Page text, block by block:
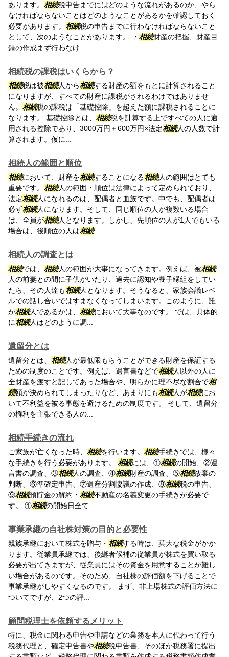
あります。 相続税申告までにはどのような流れがあるのか、やら
なければならないことはどのようなことがあるかを確認しておく
必要があります。 相続税の申告までに行わなければならないこと
として、次のようなことがあります。 ・ 相続財産の把握、財産目
録の作成まず行わなけ...
相続税の課税はいくらから？
相続税は被相続人から相続する財産の額をもとに計算されること
になりますが、すべての財産に課税がされるわけではありませ
ん。 相続税の課税は「基礎控除」を超えた額に課税されることに
なります。 基礎控除とは、 相続税を計算する上ですべての人に適
用される控除であり、3000万円＋600万円×法定相続人の人数で計
算されます。仮に...
相続人の範囲と順位
相続において、財産を相続することになる相続人の範囲はとても
重要です。 相続人の範囲・順位は法律によって定められており、
法定相続人になれるのは、配偶者と血族です。中でも、配偶者は
必ず相続人になります。そして、同じ順位の人が複数いる場合
は、全員が相続人となります。しかし、先順位の人が1人でもいる
場合は、後順位の人は相続...
相続人の調査とは
相続では、 相続人の範囲が大事になってきます。例えば、被相続
人の前妻との間に子供がいたり、過去に認知や養子縁組をしてい
たら、その人達も相続人となります。そうなると、家族会議レベ
ルでの話し合いではすまなくなってしまいます。このように、誰
が相続人であるかは、 相続において大事なのです。 では、具体的
に相続人はどのように調...
遺留分とは
遺留分とは、 相続人が最低限もらうことができる財産を保証する
ための制度のことです。例えば、遺言書などで相続人以外の人に
全財産を渡すと記してあった場合や、明らかに理不尽な割合で相
続額が決められてしまったりなど、あまりにも相続人が相続にお
いて不利益を被る事態を避けるための制度です。 そして、遺留分
の権利を主張できる人の...
相続手続きの流れ
ご家族が亡くなった時、 相続を行います。 相続手続きでは、様々
な手続きを行う必要があります。 相続には、①相続の開始、②遺
言書の調査、③相続人の調査、④相続財産の調査、⑤相続放棄の
判断、⑥準確定申告、⑦遺産分割協議の作成、⑧相続税の申告、
⑨相続預貯金の解約・ 相続不動産の名義変更の手続きが必要で
す。 ①相続の開始日全て...
事業承継の自社株対策の目的と必要性
親族承継において株式を贈与・ 相続する時は、莫大な税金がかか
ります。従業員承継では、後継者候補の従業員が株式を買い取る
必要が出てきますが、従業員にはその資金を用意することが難し
い場合があるのです。そのため、自社株の評価額を下げることで
事業承継がしやすくなるのです。 まず、非上場株式の評価方法に
ついてですが、2つの評...
顧問税理士を依頼するメリット
特に、税金に関わる申告や申請などの業務を本人に代わって行う
税務代理と、確定申告書や相続税申告書、そのほか税務署に提出